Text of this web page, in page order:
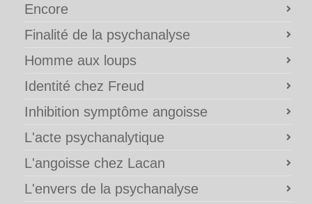
Encore
Finalité de la psychanalyse
Homme aux loups
Identité chez Freud
Inhibition symptôme angoisse
L'acte psychanalytique
L'angoisse chez Lacan
L'envers de la psychanalyse